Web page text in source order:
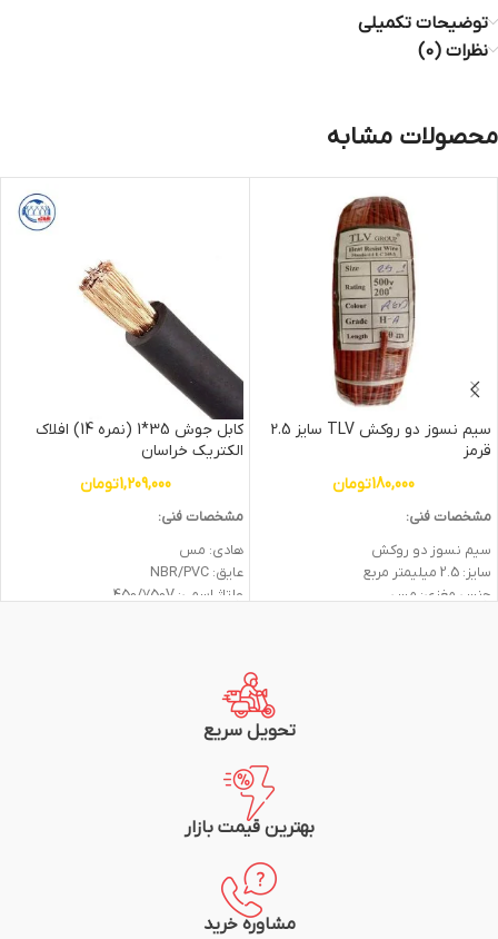
توضیحات تکمیلی
نظرات (0)
محصولات مشابه
سیم نسوز دو روکش TLV سایز 2.5
قرمز
180,000تومان
مشخصات فنی:
سیم نسوز دو روکش
سایز: 2.5 میلیمتر مربع
جنس مغزی: مس
کابل جوش 35*1 (نمره 14) افلاک
الکتریک خراسان
1,209,000تومان
مشخصات فنی:
هادی: مس
عایق: NBR/PVC
ولتاژ اسمی: 450/750V
تحویل سریع
بهترین قیمت بازار
مشاوره خرید